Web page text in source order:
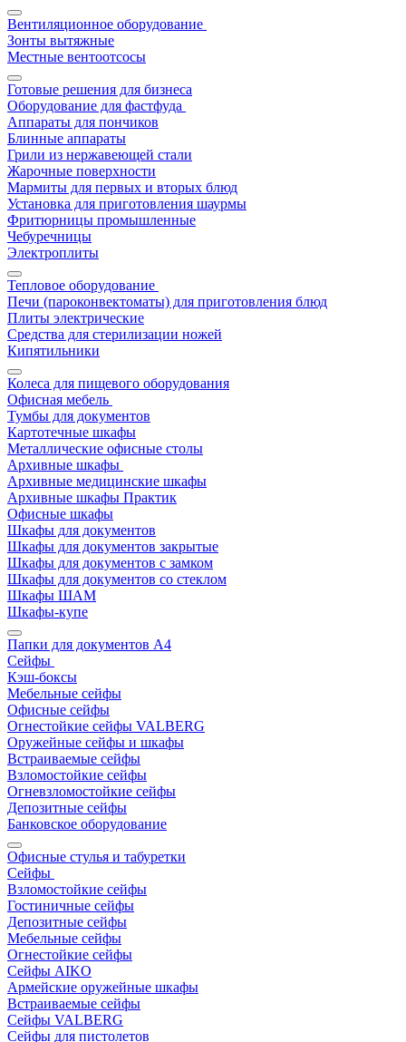
Вентиляционное оборудование
Зонты вытяжные
Местные вентоотсосы
Готовые решения для бизнеса
Оборудование для фастфуда
Аппараты для пончиков
Блинные аппараты
Грили из нержавеющей стали
Жарочные поверхности
Мармиты для первых и вторых блюд
Установка для приготовления шаурмы
Фритюрницы промышленные
Чебуречницы
Электроплиты
Тепловое оборудование
Печи (пароконвектоматы) для приготовления блюд
Плиты электрические
Средства для стерилизации ножей
Кипятильники
Колеса для пищевого оборудования
Офисная мебель
Тумбы для документов
Картотечные шкафы
Металлические офисные столы
Архивные шкафы
Архивные медицинские шкафы
Архивные шкафы Практик
Офисные шкафы
Шкафы для документов
Шкафы для документов закрытые
Шкафы для документов с замком
Шкафы для документов со стеклом
Шкафы ШАМ
Шкафы-купе
Папки для документов A4
Сейфы
Кэш-боксы
Мебельные сейфы
Офисные сейфы
Огнестойкие сейфы VALBERG
Оружейные сейфы и шкафы
Встраиваемые сейфы
Взломостойкие сейфы
Огневзломостойкие сейфы
Депозитные сейфы
Банковское оборудование
Офисные стулья и табуретки
Сейфы
Взломостойкие сейфы
Гостиничные сейфы
Депозитные сейфы
Мебельные сейфы
Огнестойкие сейфы
Сейфы AIKO
Армейские оружейные шкафы
Встраиваемые сейфы
Сейфы VALBERG
Сейфы для пистолетов